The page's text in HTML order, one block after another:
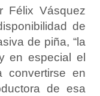
Félix Vásquez
de
de piña, “la
en especial el
convertirse en
de esa